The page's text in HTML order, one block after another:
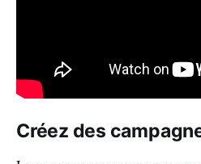
Créez des